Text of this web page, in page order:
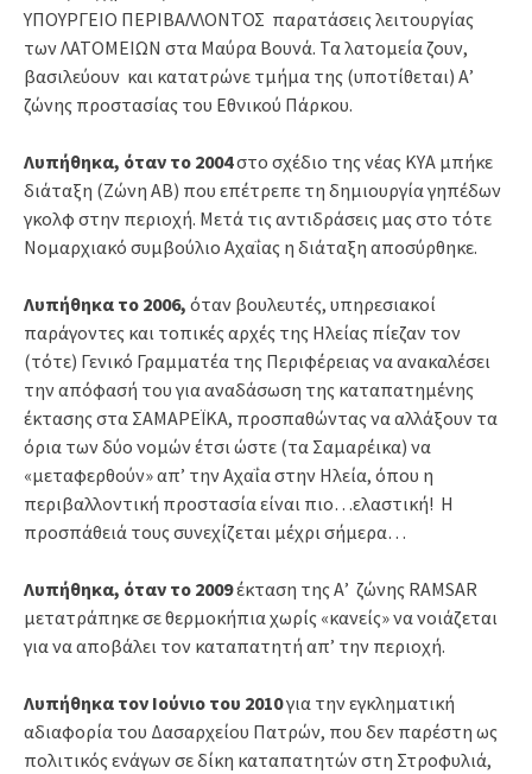
ΥΠΟΥΡΓΕΙΟ ΠΕΡΙΒΑΛΛΟΝΤΟΣ παρατάσεις λειτουργίας
των ΛΑΤΟΜΕΙΩΝ στα Μαύρα Βουνά. Τα λατομεία ζουν,
βασιλεύουν και κατατρώνε τμήμα της (υποτίθεται) Α’
ζώνης προστασίας του Εθνικού Πάρκου.
Λυπήθηκα, όταν το 2004στο σχέδιο της νέας ΚΥΑ μπήκε
διάταξη (Ζώνη ΑΒ) που επέτρεπε τη δημιουργία γηπέδων
γκολφ στην περιοχή. Μετά τις αντιδράσεις μας στο τότε
Νομαρχιακό συμβούλιο Αχαΐας η διάταξη αποσύρθηκε.
Λυπήθηκα το 2006, όταν βουλευτές, υπηρεσιακοί
παράγοντες και τοπικές αρχές της Ηλείας πίεζαν τον
(τότε) Γενικό Γραμματέα της Περιφέρειας να ανακαλέσει
την απόφασή του για αναδάσωση της καταπατημένης
έκτασης στα ΣΑΜΑΡΕΪΚΑ, προσπαθώντας να αλλάξουν τα
όρια των δύο νομών έτσι ώστε (τα Σαμαρέικα) να
«μεταφερθούν» απ’ την Αχαΐα στην Ηλεία, όπου η
περιβαλλοντική προστασία είναι πιο…ελαστική! Η
προσπάθειά τους συνεχίζεται μέχρι σήμερα…
Λυπήθηκα, όταν το 2009έκταση της Α’ ζώνης RAMSAR
μετατράπηκε σε θερμοκήπια χωρίς «κανείς» να νοιάζεται
για να αποβάλει τον καταπατητή απ’ την περιοχή.
Λυπήθηκα τον Ιούνιο του 2010για την εγκληματική
αδιαφορία του Δασαρχείου Πατρών, που δεν παρέστη ως
πολιτικός ενάγων σε δίκη καταπατητών στη Στροφυλιά,